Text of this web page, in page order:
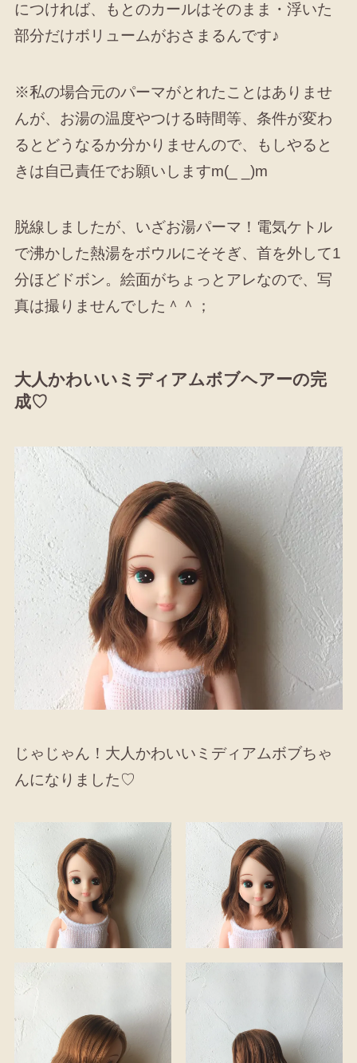
につければ、もとのカールはそのまま・浮いた
部分だけボリュームがおさまるんです♪
※私の場合元のパーマがとれたことはありませ
んが、お湯の温度やつける時間等、条件が変わ
るとどうなるか分かりませんので、もしやると
きは自己責任でお願いしますm(_ _)m
脱線しましたが、いざお湯パーマ！電気ケトル
で沸かした熱湯をボウルにそそぎ、首を外して1
分ほどドボン。絵面がちょっとアレなので、写
真は撮りませんでした＾＾；
大人かわいいミディアムボブヘアーの完
成♡
じゃじゃん！大人かわいいミディアムボブちゃ
んになりました♡